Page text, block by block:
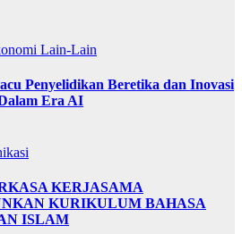
Lain-Lain
Penyelidikan Beretika dan Inovasi
Era AI
KERJASAMA
KURIKULUM BAHASA
ISLAM